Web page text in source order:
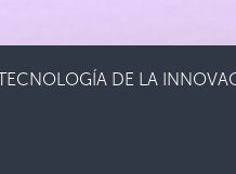
DE LA